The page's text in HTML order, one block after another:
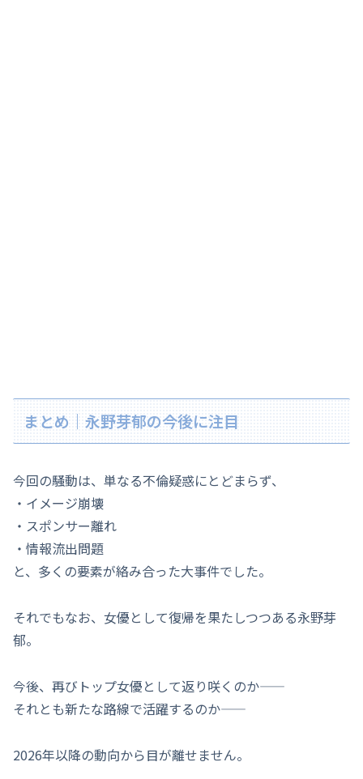
まとめ｜永野芽郁の今後に注目
今回の騒動は、単なる不倫疑惑にとどまらず、
・イメージ崩壊
・スポンサー離れ
・情報流出問題
と、多くの要素が絡み合った大事件でした。
それでもなお、女優として復帰を果たしつつある永野芽
郁。
今後、再びトップ女優として返り咲くのか――
それとも新たな路線で活躍するのか――
2026年以降の動向から目が離せません。